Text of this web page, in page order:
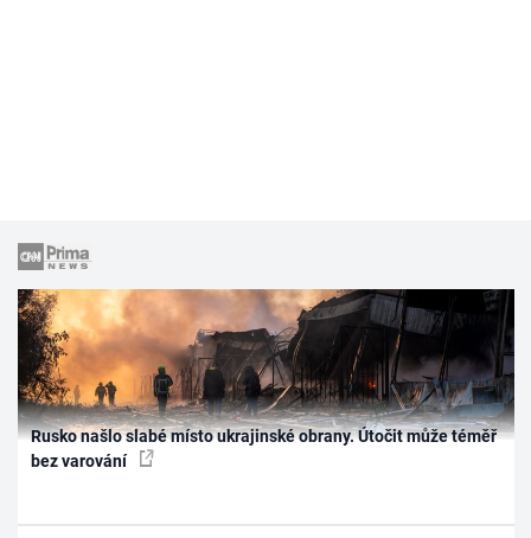
Rusko našlo slabé místo ukrajinské obrany. Útočit může téměř
bez varování